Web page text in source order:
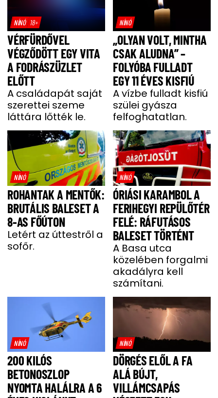
NÍNÓ 18+
VÉRFÜRDŐVEL
VÉGZŐDÖTT EGY VITA
A FODRÁSZÜZLET
ELŐTT
A családapát saját
szerettei szeme
láttára lőtték le.
NÍNÓ
„OLYAN VOLT, MINTHA
CSAK ALUDNA” –
FOLYÓBA FULLADT
EGY 11 ÉVES KISFIÚ
A vízbe fulladt kisfiú
szülei gyásza
felfoghatatlan.
NÍNÓ
ROHANTAK A MENTŐK:
BRUTÁLIS BALESET A
8-AS FŐÚTON
Letért az úttestről a
sofőr.
NÍNÓ
ÓRIÁSI KARAMBOL A
FERIHEGYI REPÜLŐTÉR
FELÉ: RÁFUTÁSOS
BALESET TÖRTÉNT
A Basa utca
közelében forgalmi
akadályra kell
számítani.
NÍNÓ
200 KILÓS
BETONOSZLOP
NYOMTA HALÁLRA A 6
NÍNÓ
DÖRGÉS ELŐL A FA
ALÁ BÚJT,
VILLÁMCSAPÁS